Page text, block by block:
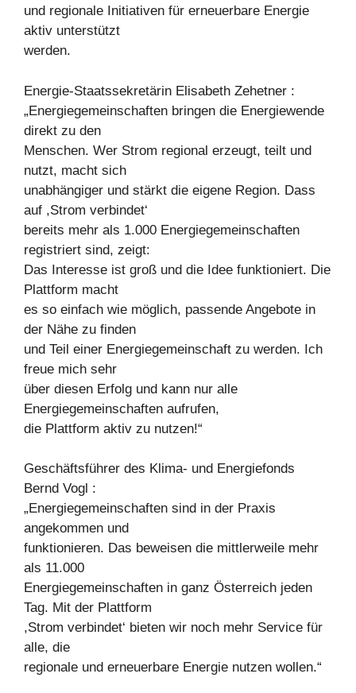
und regionale Initiativen für erneuerbare Energie
aktiv unterstützt
werden.
Energie-Staatssekretärin Elisabeth Zehetner :
„Energiegemeinschaften bringen die Energiewende
direkt zu den
Menschen. Wer Strom regional erzeugt, teilt und
nutzt, macht sich
unabhängiger und stärkt die eigene Region. Dass
auf ,Strom verbindet‘
bereits mehr als 1.000 Energiegemeinschaften
registriert sind, zeigt:
Das Interesse ist groß und die Idee funktioniert. Die
Plattform macht
es so einfach wie möglich, passende Angebote in
der Nähe zu finden
und Teil einer Energiegemeinschaft zu werden. Ich
freue mich sehr
über diesen Erfolg und kann nur alle
Energiegemeinschaften aufrufen,
die Plattform aktiv zu nutzen!“
Geschäftsführer des Klima- und Energiefonds
Bernd Vogl :
„Energiegemeinschaften sind in der Praxis
angekommen und
funktionieren. Das beweisen die mittlerweile mehr
als 11.000
Energiegemeinschaften in ganz Österreich jeden
Tag. Mit der Plattform
,Strom verbindet‘ bieten wir noch mehr Service für
alle, die
regionale und erneuerbare Energie nutzen wollen.“